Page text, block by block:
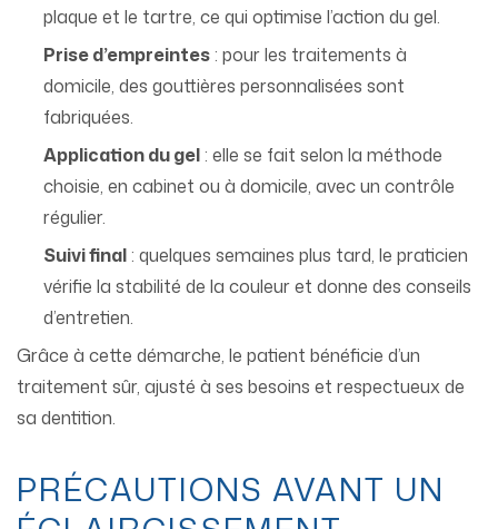
plaque et le tartre, ce qui optimise l’action du gel.
Prise d’empreintes: pour les traitements à
domicile, des gouttières personnalisées sont
fabriquées.
Application du gel: elle se fait selon la méthode
choisie, en cabinet ou à domicile, avec un contrôle
régulier.
Suivi final: quelques semaines plus tard, le praticien
vérifie la stabilité de la couleur et donne des conseils
d’entretien.
Grâce à cette démarche, le patient bénéficie d’un
traitement sûr, ajusté à ses besoins et respectueux de
sa dentition.
PRÉCAUTIONS AVANT UN